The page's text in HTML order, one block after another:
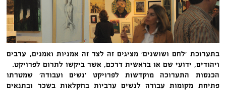
בתערוכת 'לחם ושושנים' מציגים זה לצד זה אמניות ואמנים, ערבים
ויהודים, ידועי שם או בראשית דרכם, אשר ביקשו לתרום לפרויקט.
הכנסות התערוכה מוקדשות לפרויקט 'נשים ועבודה' שמטרתו
פתיחת מקומות עבודה לנשים ערביות בחקלאות בשכר ובתנאים